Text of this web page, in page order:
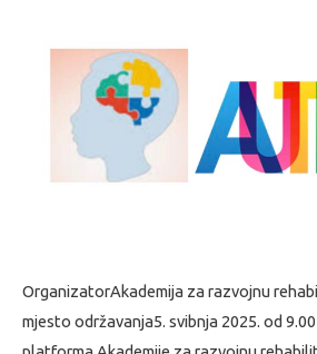
OrganizatorAkademija za razvojnu
mjesto održavanja5. svibnja 2025. od